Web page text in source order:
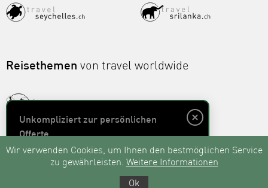
Reisethemen von travel worldwide
Wir verwenden Cookies, um Ihnen den bestmöglichen Service
zu gewährleisten. Weitere Informationen
Ok
Unkompliziert zur persönlichen
Offerte
Unverbindlich anfragen